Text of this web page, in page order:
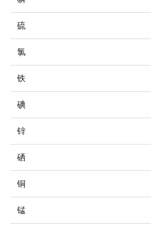
硫
氯
铁
碘
锌
硒
铜
锰